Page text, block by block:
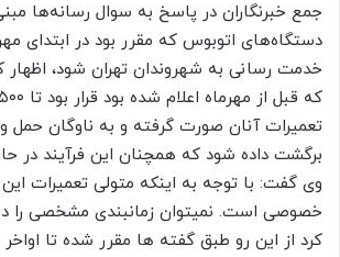
جمع خبرنگاران در پاسخ به سوال رسانه‌ها
دستگاه‌های اتوبوس که مقرر بود در ابتدای
خدمت رسانی به شهروندان تهران شود، اظهار
تعمیرات آنان صورت گرفته و به ناوگان حمل
برگشت داده شود که همچنان این فرآیند در
وی گفت: با توجه به اینکه متولی تعمیرات
خصوصی است. نمیتوان زمانبندی مشخصی را
کرد از این رو طبق گفته ها مقرر شده تا اواخر